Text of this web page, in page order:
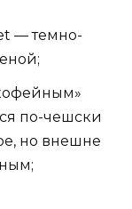
— темно-
по-чешски
но внешне